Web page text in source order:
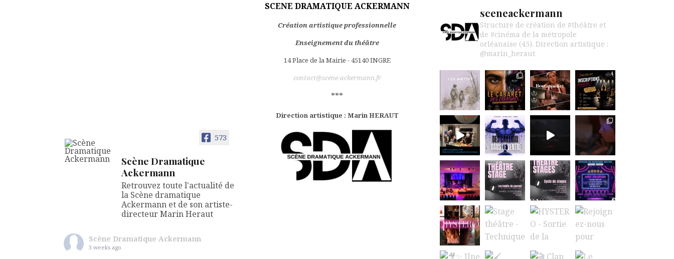
573
Scène Dramatique
Ackermann
Retrouvez toute l'actualité de
la Scène dramatique
Ackermann et de son artiste-
directeur Marin Heraut
Scène Dramatique Ackermann
3 weeks ago
SCENE DRAMATIQUE ACKERMANN
Création artistique professionnelle
Enseignement du théâtre
14 Place de la Mairie - 45140 INGRE
contact@scene-ackermann.fr
***
Direction artistique : Marin HERAUT
sceneackermann
Structure de création de #théâtre et
de #cinéma de la métropole
orléanaise (45). Direction artistique :
@marin_heraut